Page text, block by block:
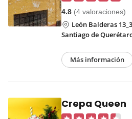
4.8 (4 valoraciones)
León Balderas
Santiago de
Más información
Crepa Queen